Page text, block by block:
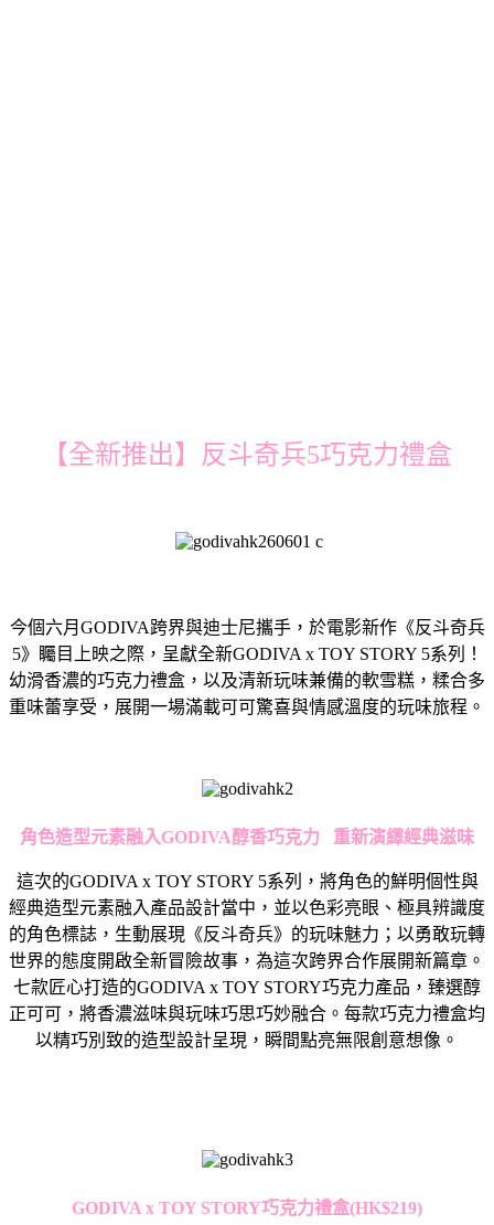
【全新推出】反斗奇兵5巧克力禮盒
今個六月GODIVA跨界與迪士尼攜手，於電影新作《反斗奇兵
5》矚目上映之際，呈獻全新GODIVA x TOY STORY 5系列！
幼滑香濃的巧克力禮盒，以及清新玩味兼備的軟雪糕，糅合多
重味蕾享受，展開一場滿載可可驚喜與情感溫度的玩味旅程。
角色造型元素融入GODIVA醇香巧克力 重新演繹經典滋味
這次的GODIVA x TOY STORY 5系列，將角色的鮮明個性與
經典造型元素融入產品設計當中，並以色彩亮眼、極具辨識度
的角色標誌，生動展現《反斗奇兵》的玩味魅力；以勇敢玩轉
世界的態度開啟全新冒險故事，為這次跨界合作展開新篇章。
七款匠心打造的GODIVA x TOY STORY巧克力產品，臻選醇
正可可，將香濃滋味與玩味巧思巧妙融合。每款巧克力禮盒均
以精巧別致的造型設計呈現，瞬間點亮無限創意想像。
GODIVA x TOY STORY巧克力禮盒(HK$219)